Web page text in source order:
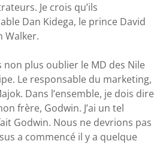
Je crois qu’ils
Dan Kidega, le prince David
Walker.
non plus oublier le MD des Nile
Le responsable du marketing,
Dans l’ensemble, je dois dire
frère, Godwin. J’ai un tel
Godwin. Nous ne devrions pas
a commencé il y a quelque